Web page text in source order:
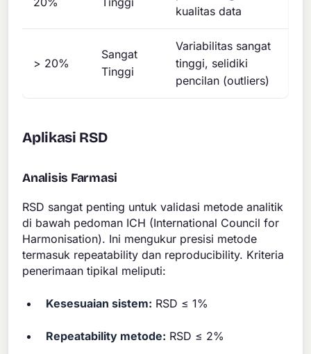
kualitas data
> 20%
Sangat
Tinggi
Variabilitas sangat
tinggi, selidiki
pencilan (outliers)
Aplikasi RSD
Analisis Farmasi
RSD sangat penting untuk validasi metode analitik
di bawah pedoman ICH (International Council for
Harmonisation). Ini mengukur presisi metode
termasuk repeatability dan reproducibility. Kriteria
penerimaan tipikal meliputi:
Kesesuaian sistem: RSD ≤ 1%
Repeatability metode: RSD ≤ 2%